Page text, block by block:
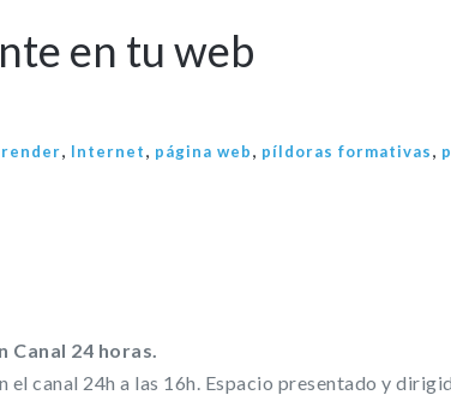
en tu web
, Internet, página web, píldoras formativas,
Canal 24 horas.
el canal 24h a las 16h. Espacio presentado y